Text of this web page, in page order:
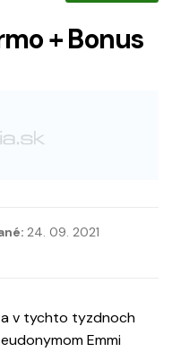
+ Bonus
24. 09. 2021
a v tychto tyzdnoch
Emmi